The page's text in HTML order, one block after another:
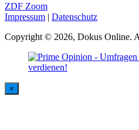
ZDF Zoom
Impressum | Datenschutz
Copyright © 2026, Dokus Online.
×